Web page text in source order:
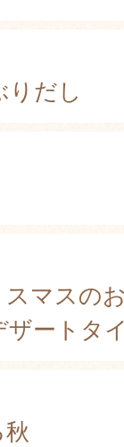
だし
マスの
ザートタ